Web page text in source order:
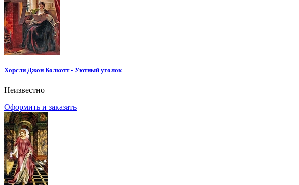
Хорсли Джон Колкотт - Уютный уголок
Неизвестно
Оформить и заказать